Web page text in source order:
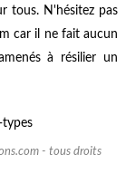
tous. N'hésitez pas
car il ne fait aucun
à résilier un
- tous droits